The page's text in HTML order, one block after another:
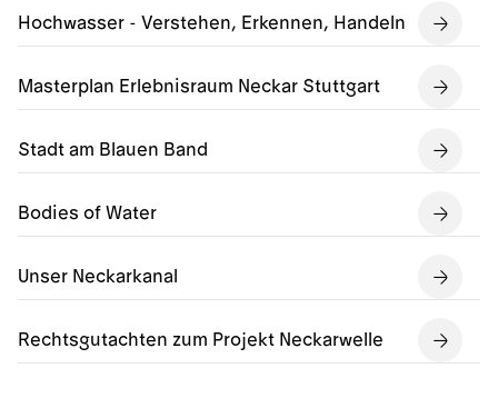
Hochwasser - Verstehen, Erkennen, Handeln
Masterplan Erlebnisraum Neckar Stuttgart
Stadt am Blauen Band
Bodies of Water
Unser Neckarkanal
Rechtsgutachten zum Projekt Neckarwelle